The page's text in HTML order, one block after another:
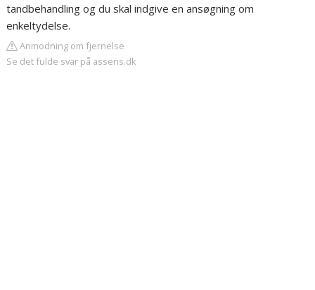
tandbehandling og du skal indgive en ansøgning om
enkeltydelse.
Anmodning om fjernelse
Se det fulde svar på assens.dk